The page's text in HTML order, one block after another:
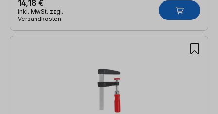
14,18 €
inkl. MwSt. zzgl.
Versandkosten